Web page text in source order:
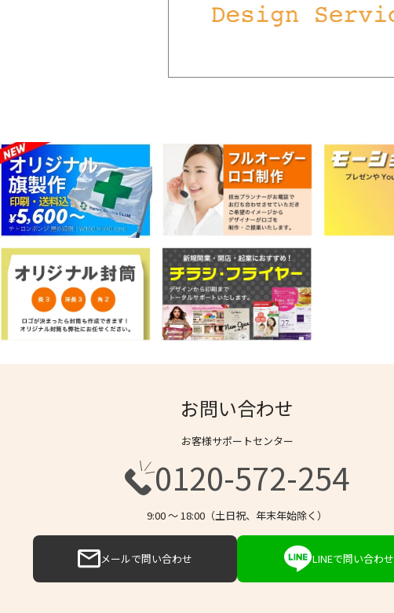
お問い合わせ
お客様サポートセンター
0120-572-254
9:00 〜 18:00（土日祝、年末年始除く）
メールで問い合わせ LINEで問い合わせ